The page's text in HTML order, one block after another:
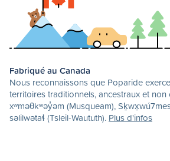
Fabriqué au Canada
Nous reconnaissons que Poparide
territoires traditionnels, ancestraux et
xʷməθkʷəy̓əm (Musqueam),
səlilwətaɬ (Tsleil-Waututh). Plus d'infos